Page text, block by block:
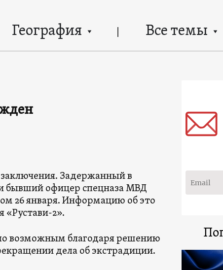
География Все темы
Задержанный в
бывший офицер спецназа МВД
26 января. Информацию об это
«Рустави-2».
возможным благодаря решению
дела об экстрадиции.